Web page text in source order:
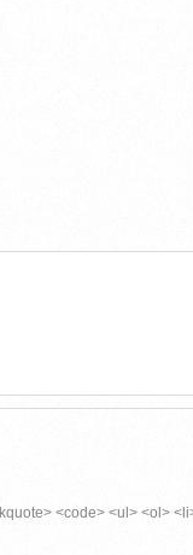
<code> <ul> <ol>